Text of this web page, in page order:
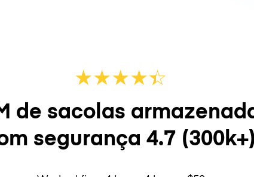
★★★★☆
★
de sacolas
segurança 4.7 (300k+)